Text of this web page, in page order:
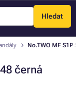
Hledat
Menu
No.TWO MF
černá